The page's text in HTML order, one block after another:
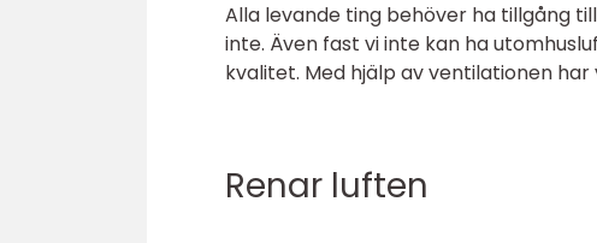
Alla levande ting behöver ha tillgång
inte. Även fast vi inte kan ha
kvalitet. Med hjälp av ventilationen
Renar luften